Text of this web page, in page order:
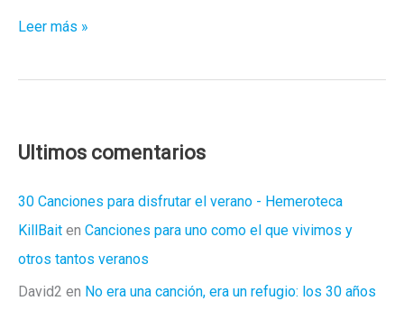
«HOLI»
Leer más »
Ultimos comentarios
30 Canciones para disfrutar el verano - Hemeroteca
KillBait en Canciones para uno como el que vivimos y
otros tantos veranos
David2 en No era una canción, era un refugio: los 30 años